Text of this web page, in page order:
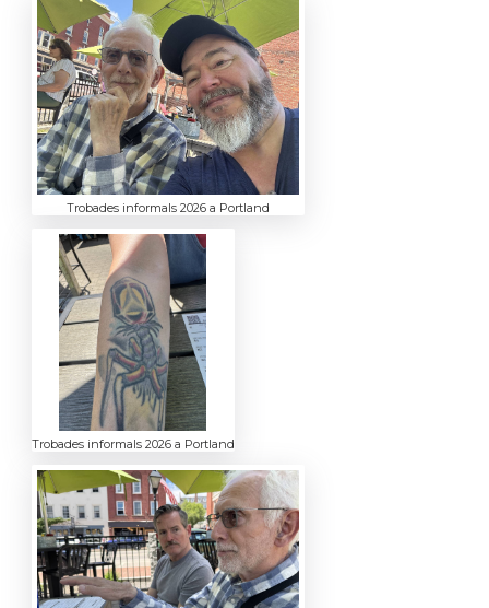
Trobades informals 2026 a Portland
Trobades informals 2026 a Portland